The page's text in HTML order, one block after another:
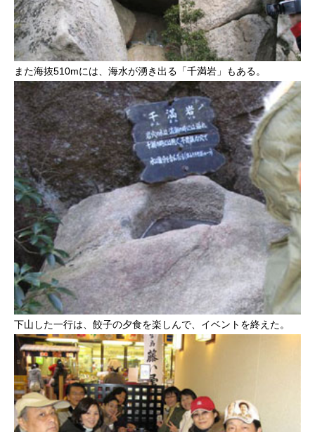
また海抜510mには、海水が湧き出る「千満岩」もある。
下山した一行は、餃子の夕食を楽しんで、イベントを終えた。